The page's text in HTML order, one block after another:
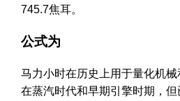
745.7焦耳。
公式为
马力小时在历史上用于量化机
在蒸汽时代和早期引擎时期，